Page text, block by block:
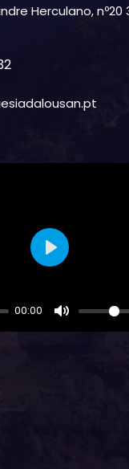
Herculano, nº20
00:00
Play